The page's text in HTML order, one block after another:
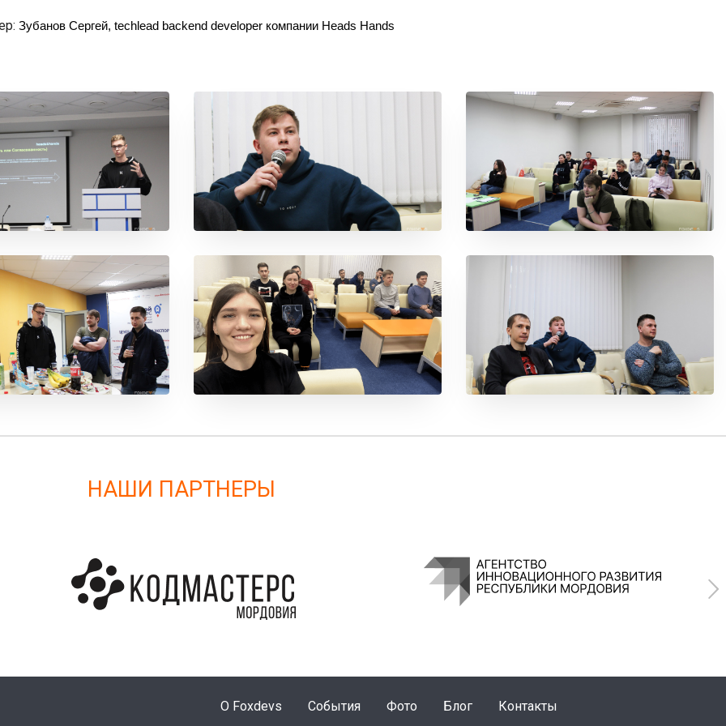
Зубанов Сергей, techlead backend developer компании Heads Hands
НАШИ ПАРТНЕРЫ
О Foxdevs События Фото Блог Контакты